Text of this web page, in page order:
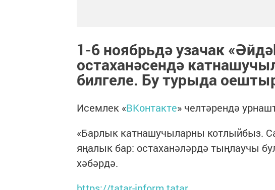
1-6 ноябрьдә узачак
остаханәсендә
билгеле. Бу турыда
Исемлек «ВКонтакте» челтәрендә
«Барлык катнашучыларны котлыйбыз.
яңалык бар: остаханәләрдә тыңлаучы
хәбәрдә.